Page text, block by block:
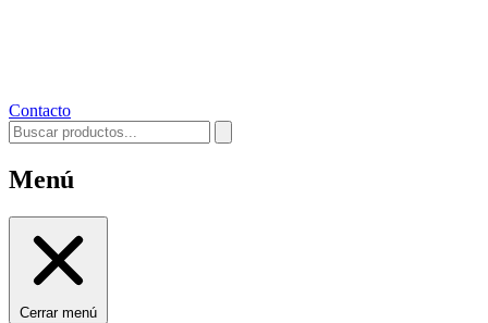
Contacto
Menú
Cerrar menú